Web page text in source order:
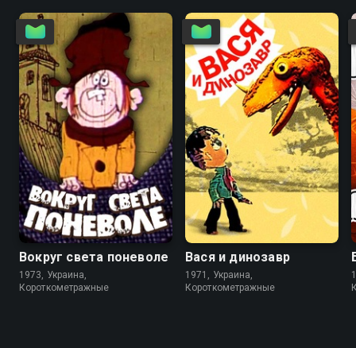
6.1 6.4
Вокруг света поневоле
1973, Украина,
Короткометражные
4.8
Вася и динозавр
1971, Украина,
Короткометражные